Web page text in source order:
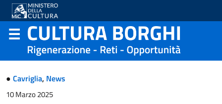
● Cavriglia, News
10 Marzo 2025